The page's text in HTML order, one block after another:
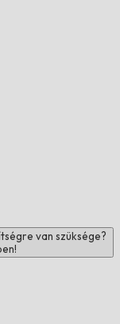
van szüksége?